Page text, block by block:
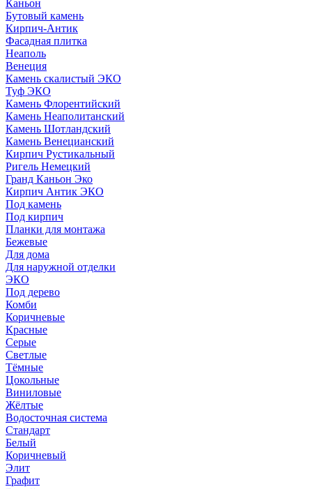
Каньон
Бутовый камень
Кирпич-Антик
Фасадная плитка
Неаполь
Венеция
Камень скалистый ЭКО
Туф ЭКО
Камень Флорентийский
Камень Неаполитанский
Камень Шотландский
Камень Венецианский
Кирпич Рустикальный
Ригель Немецкий
Гранд Каньон Эко
Кирпич Антик ЭКО
Под камень
Под кирпич
Планки для монтажа
Бежевые
Для дома
Для наружной отделки
ЭКO
Под дерево
Комби
Коричневые
Красные
Серые
Светлые
Тёмные
Цокольные
Виниловые
Жёлтые
Водосточная система
Стандарт
Белый
Коричневый
Элит
Графит